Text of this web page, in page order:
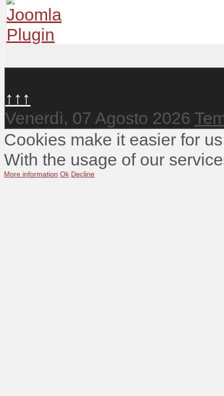
↑↑↑
Venerdì, 07 Agosto 2026
Cookies make it easier for
With the usage of our
More information Ok Decline